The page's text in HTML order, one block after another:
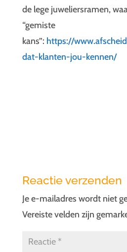
de lege juweliersramen,
“gemiste
kans”: https://
dat-klanten-jou-kennen/
Reactie verzenden
Je e-mailadres wordt niet
Vereiste velden zijn